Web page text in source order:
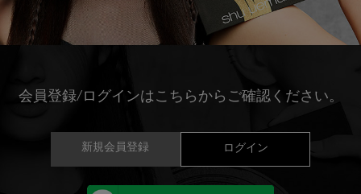
会員登録/ログインはこちらからご確認ください。
新規会員登録 ログイン